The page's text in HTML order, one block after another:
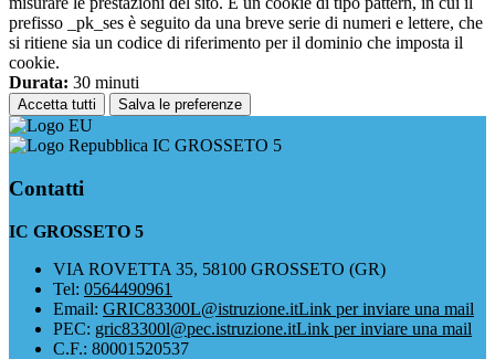
prefisso _pk_ses è seguito da una breve serie di numeri e lettere, che
si ritiene sia un codice di riferimento per il dominio che imposta il
cookie.
Durata: 30 minuti
Accetta tutti Salva le preferenze
IC GROSSETO 5
Contatti
IC GROSSETO 5
VIA ROVETTA 35, 58100 GROSSETO (GR)
Tel: 0564490961
Email: GRIC83300L@istruzione.itLink per inviare una mail
PEC: gric83300l@pec.istruzione.itLink per inviare una mail
C.F.: 80001520537